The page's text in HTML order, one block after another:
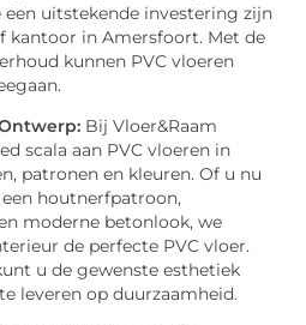
een uitstekende investering zijn
kantoor in Amersfoort. Met de
kunnen PVC vloeren
Bij Vloer&Raam
scala aan PVC vloeren in
patronen en kleuren. Of u nu
houtnerfpatroon,
moderne betonlook, we
de perfecte PVC vloer.
u de gewenste esthetiek
leveren op duurzaamheid.